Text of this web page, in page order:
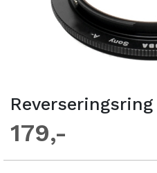
179